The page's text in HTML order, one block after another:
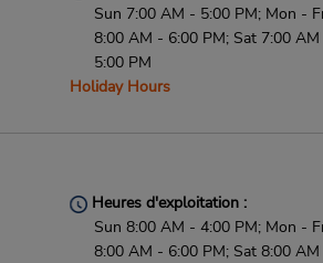
Sun 7:00 AM - 5:00 PM; Mon -
8:00 AM - 6:00 PM; Sat 7:00
5:00 PM
Holiday Hours
Heures d'exploitation :
Sun 8:00 AM - 4:00 PM; Mon -
8:00 AM - 6:00 PM; Sat 8:00